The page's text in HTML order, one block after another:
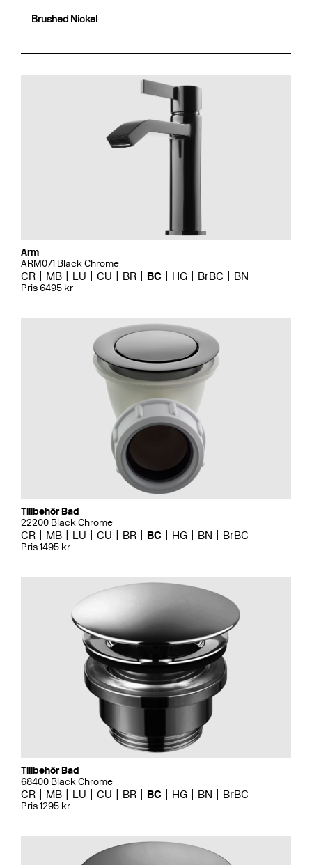
Brushed Nickel
Arm
ARM071 Black Chrome
CR MB LU CU BR BC HG BrBC BN
Pris 6495 kr
Tillbehör Bad
22200 Black Chrome
CR MB LU CU BR BC HG BN BrBC
Pris 1495 kr
Tillbehör Bad
68400 Black Chrome
CR MB LU CU BR BC HG BN BrBC
Pris 1295 kr